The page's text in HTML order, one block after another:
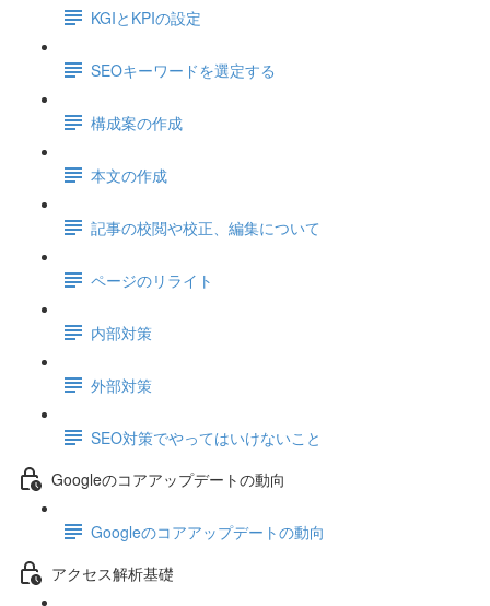
KGIとKPIの設定
SEOキーワードを選定する
構成案の作成
本文の作成
記事の校閲や校正、編集について
ページのリライト
内部対策
外部対策
SEO対策でやってはいけないこと
Googleのコアアップデートの動向
Googleのコアアップデートの動向
アクセス解析基礎